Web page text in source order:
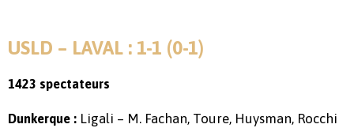
USLD – LAVAL : 1-1 (0-1)
1423 spectateurs
Dunkerque : Ligali – M. Fachan, Toure, Huysman, Rocchi